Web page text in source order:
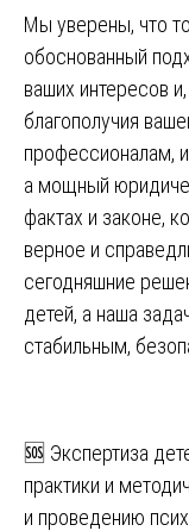
Мы уверены, что
обоснованный
ваших интересов
благополучия
профессионалам,
а мощный
фактах и законе,
верное и
сегодняшние
детей, а наша
стабильным,
Навигация
по
🆘 Экспертиза
практики и
и проведению